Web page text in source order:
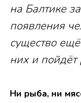
на Балтике
появления
существо
них и
Ни рыба, ни